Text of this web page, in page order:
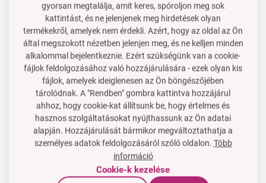
Ez a tisztítószer nagyon koncentrált. Elég kisebb
mennyiség a klasszikus tisztítószerekhez képest. Nem
tartalmaz felesleges vizet, amely az átlagos termékek
vizes tömegének növelésére szolgál a
szupermarketekben.
A koncentrált termékünk kisebb műanyag palackjának
köszönhetően a környezet védelme érdekében spórolsz a
műanyag hulladék feldolgozása során. Pénzt takaríthatsz
meg a hígított termékek felesleges műanyag
csomagolásainak szállításán.
Ezért csak a koncentrált erőt kapod, amire valóban
szükséged van és amire használni fogod
gyorsan megtalálja, amit keres, spóroljon meg sok
kattintást, és ne jelenjenek meg hirdetések olyan
termékekről, amelyek nem érdekli. Azért, hogy az oldal az Ön
által megszokott nézetben jelenjen meg, és ne kelljen minden
alkalommal bejelentkeznie. Ezért szükségünk van a cookie-
fájlok feldolgozásához való hozzájárulására - ezek olyan kis
fájlok, amelyek ideiglenesen az Ön böngészőjében
tárolódnak. A "Rendben" gombra kattintva hozzájárul
ahhoz, hogy cookie-kat állítsunk be, hogy értelmes és
hasznos szolgáltatásokat nyújthassunk az Ön adatai
alapján. Hozzájárulását bármikor megváltoztathatja a
személyes adatok feldolgozásáról szóló oldalon. Több
információ
Cookie-k kezelése